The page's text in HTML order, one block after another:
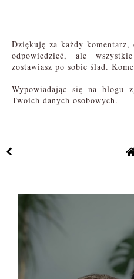
Dziękuję za każdy
odpowiedzieć, ale
zostawiasz po sobie ślad.
Wypowiadając się na blogu
Twoich danych osobowych.